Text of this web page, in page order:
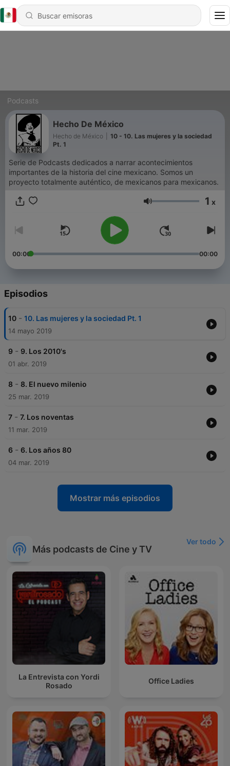
Podcasts
Hecho De México
Hecho de México
10 - 10. Las mujeres y la sociedad
Pt. 1
Serie de Podcasts dedicados a narrar acontecimientos
importantes de la historia del cine mexicano. Somos un
proyecto totalmente auténtico, de mexicanos para mexicanos.
Volumen 1 x
00:00 00:00
Episodios
10 - 10. Las mujeres y la sociedad Pt. 1
14 mayo 2019
9 - 9. Los 2010's
01 abr. 2019
8 - 8. El nuevo milenio
25 mar. 2019
7 - 7. Los noventas
11 mar. 2019
6 - 6. Los años 80
04 mar. 2019
Mostrar más episodios
Más podcasts de Cine y TV
Ver todo
La Entrevista con Yordi
Rosado
Office Ladies